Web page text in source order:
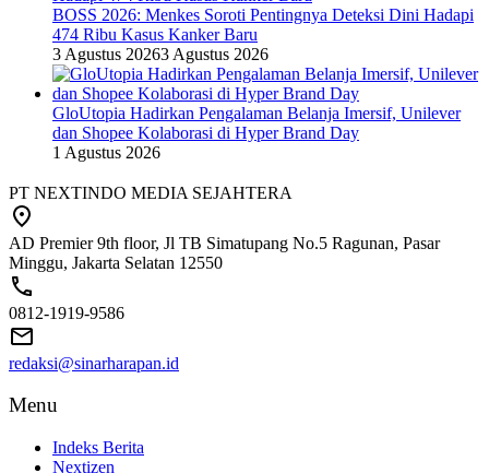
BOSS 2026: Menkes Soroti Pentingnya Deteksi Dini Hadapi
474 Ribu Kasus Kanker Baru
3 Agustus 20263 Agustus 2026
GloUtopia Hadirkan Pengalaman Belanja Imersif, Unilever
dan Shopee Kolaborasi di Hyper Brand Day
1 Agustus 2026
PT NEXTINDO MEDIA SEJAHTERA
AD Premier 9th floor, Jl TB Simatupang No.5 Ragunan, Pasar
Minggu, Jakarta Selatan 12550
0812-1919-9586
redaksi@sinarharapan.id
Menu
Indeks Berita
Nextizen